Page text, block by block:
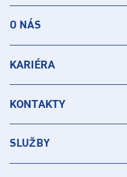
O NÁS
KARIÉRA
KONTAKTY
SLUŽBY